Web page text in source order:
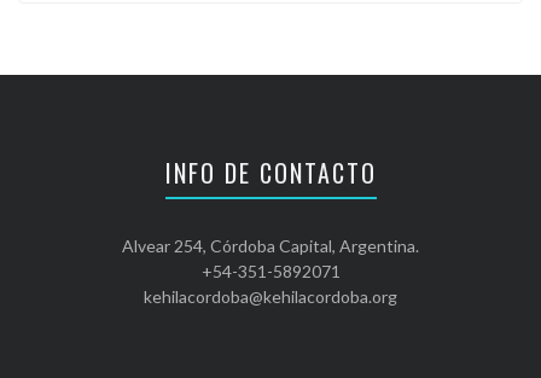
INFO DE CONTACTO
Alvear 254, Córdoba Capital, Argentina.
+54-351-5892071
kehilacordoba@kehilacordoba.org